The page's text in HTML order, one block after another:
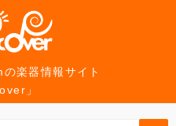
楽器情報サイト
」